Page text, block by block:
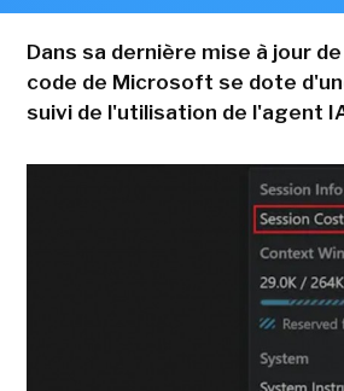
Dans sa dernière mise à jour
code de Microsoft se dote
suivi de l'utilisation de l'agent